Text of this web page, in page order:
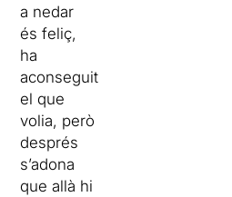
a nedar
és feliç,
ha
aconseguit
el que
volia, però
després
s’adona
que allà hi